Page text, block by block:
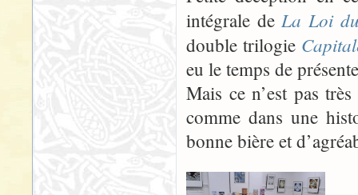
intégrale deLa Loi
double trilogie
eu le temps de
Mais ce n’est pas
comme dans une
bonne bière et